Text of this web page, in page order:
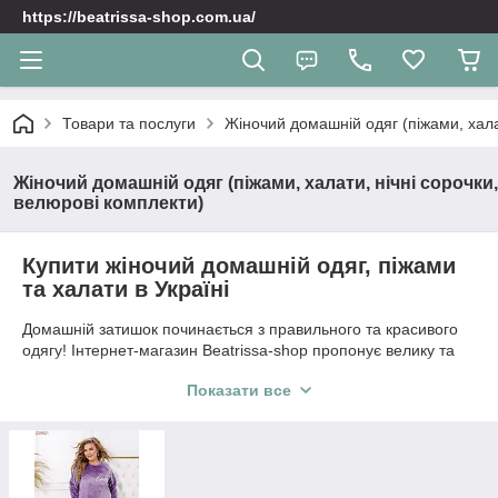
https://beatrissa-shop.com.ua/
Товари та послуги Жіночий домашній одяг (піжами,
Жіночий домашній одяг (піжами, халати, нічні сорочки,
велюрові комплекти)
Купити жіночий домашній одяг, піжами
та халати в Україні
Домашній затишок починається з правильного та красивого
одягу! Інтернет-магазин Beatrissa-shop пропонує велику та
виглядати привабливо та почуватися максимально
домашні піжами з брюками чи шортами, елегантні нічні
сорочки, затишні халати на запах, а також готові комплекти-
трійки, які стануть чудовим подарунком для себе чи близьких.
Показати все